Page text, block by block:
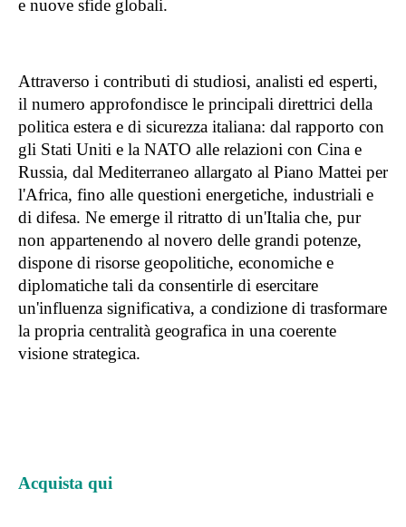
e nuove sfide globali.
Attraverso i contributi di studiosi, analisti ed esperti,
il numero approfondisce le principali direttrici della
politica estera e di sicurezza italiana: dal rapporto con
gli Stati Uniti e la NATO alle relazioni con Cina e
Russia, dal Mediterraneo allargato al Piano Mattei per
l'Africa, fino alle questioni energetiche, industriali e
di difesa. Ne emerge il ritratto di un'Italia che, pur
non appartenendo al novero delle grandi potenze,
dispone di risorse geopolitiche, economiche e
diplomatiche tali da consentirle di esercitare
un'influenza significativa, a condizione di trasformare
la propria centralità geografica in una coerente
visione strategica.
Acquista qui